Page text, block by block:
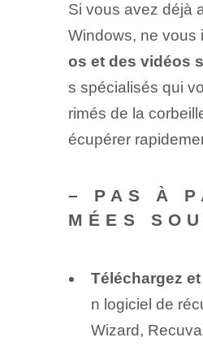
Si vous avez déjà
Windows, ne vous
os et des vidéos
s spécialisés qui
rimés de la
écupérer
– PAS À
MÉES
Téléchargez
n logiciel de
Wizard,